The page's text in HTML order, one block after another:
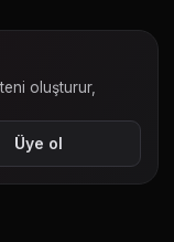
oluşturur,
Üye ol